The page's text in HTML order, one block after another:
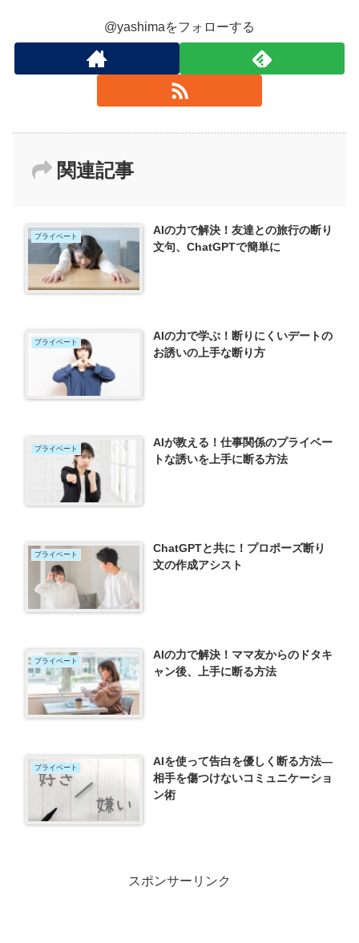
@yashimaをフォローする
関連記事
プライベート
AIの力で解決！友達との旅行の断り
文句、ChatGPTで簡単に
プライベート
AIの力で学ぶ！断りにくいデートの
お誘いの上手な断り方
プライベート
AIが教える！仕事関係のプライベー
トな誘いを上手に断る方法
プライベート
ChatGPTと共に！プロポーズ断り
文の作成アシスト
プライベート
AIの力で解決！ママ友からのドタキ
ャン後、上手に断る方法
プライベート
AIを使って告白を優しく断る方法—
相手を傷つけないコミュニケーショ
ン術
スポンサーリンク